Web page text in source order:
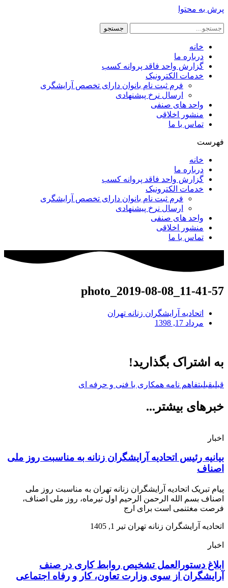
پرش به محتوا
جستجو
خانه
درباره ما
گزارش واحد فاقد پروانه کسب
خدمات الکترونیک
فرم ثبت نام بانوان دارای تخصص آرایشگری
ارسال نرخ پیشنهادی
واحد های صنفی
منشور اخلاقی
تماس با ما
فهرست
خانه
درباره ما
گزارش واحد فاقد پروانه کسب
خدمات الکترونیک
فرم ثبت نام بانوان دارای تخصص آرایشگری
ارسال نرخ پیشنهادی
واحد های صنفی
منشور اخلاقی
تماس با ما
photo_2019-08-08_11-41-57
اتحادیه آرایشگران زنانه تهران
مرداد 17, 1398
به اشتراک بگذارید!
قبلیقبلیتفاهم نامه همکاری با فنی و حرفه ای
خبرهای بیشتر...
اخبار
بیانیه رئیس اتحادیه آرایشگران زنانه به مناسبت روز ملی
اصناف
پیام تبریک اتحادیه آرایشگران زنانه تهران به مناسبت روز ملی
اصناف بسم الله الرحمن الرحیم اول تیرماه، روز ملی اصناف،
فرصت مغتنمی است برای ارج
اتحادیه آرایشگران زنانه تهران تیر 1, 1405
اخبار
ابلاغ دستورالعمل تشخیص روابط کاری در صنف
آرایشگران از سوی وزارت تعاون، کار و رفاه اجتماعی